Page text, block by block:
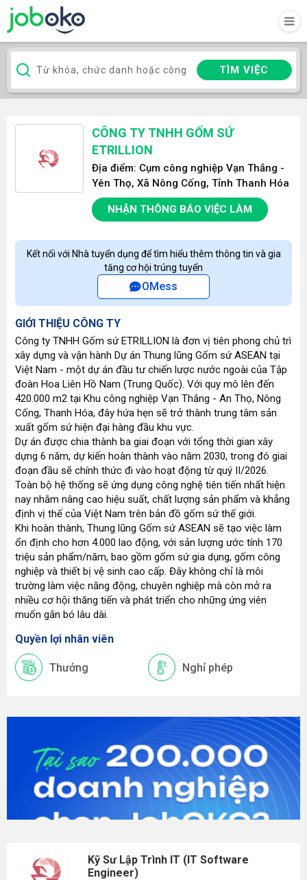
TÌM VIỆC
CÔNG TY TNHH GỐM SỨ
ETRILLION
Địa điểm: Cụm công nghiệp Vạn Thắng -
Yên Thọ, Xã Nông Cống, Tỉnh Thanh Hóa
NHẬN THÔNG BÁO VIỆC LÀM
Kết nối với Nhà tuyển dụng để tìm hiểu thêm thông tin và gia
tăng cơ hội trúng tuyển
OMess
GIỚI THIỆU CÔNG TY
Công ty TNHH Gốm sứ ETRILLION là đơn vị tiên phong chủ trì
xây dựng và vận hành Dự án Thung lũng Gốm sứ ASEAN tại
Việt Nam - một dự án đầu tư chiến lược nước ngoài của Tập
đoàn Hoa Liên Hồ Nam (Trung Quốc). Với quy mô lên đến
420.000 m2 tại Khu công nghiệp Vạn Thắng - An Thọ, Nông
Cống, Thanh Hóa, đây hứa hẹn sẽ trở thành trung tâm sản
xuất gốm sứ hiện đại hàng đầu khu vực.
Dự án được chia thành ba giai đoạn với tổng thời gian xây
dựng 6 năm, dự kiến hoàn thành vào năm 2030, trong đó giai
đoạn đầu sẽ chính thức đi vào hoạt động từ quý II/2026.
Toàn bộ hệ thống sẽ ứng dụng công nghệ tiên tiến nhất hiện
nay nhằm nâng cao hiệu suất, chất lượng sản phẩm và khẳng
định vị thế của Việt Nam trên bản đồ gốm sứ thế giới.
Khi hoàn thành, Thung lũng Gốm sứ ASEAN sẽ tạo việc làm
ổn định cho hơn 4.000 lao động, với sản lượng ước tính 170
triệu sản phẩm/năm, bao gồm gốm sứ gia dụng, gốm công
nghiệp và thiết bị vệ sinh cao cấp. Đây không chỉ là môi
trường làm việc năng động, chuyên nghiệp mà còn mở ra
nhiều cơ hội thăng tiến và phát triển cho những ứng viên
muốn gắn bó lâu dài.
Quyền lợi nhân viên
Thưởng Nghỉ phép
Kỹ Sư Lập Trình IT (IT Software
Engineer)